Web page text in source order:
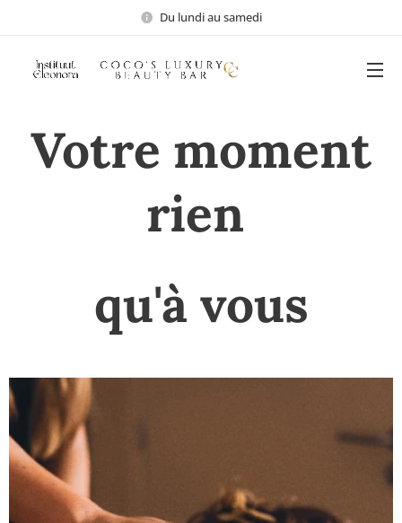
Du lundi au samedi
Votre moment
rien
qu'à vous